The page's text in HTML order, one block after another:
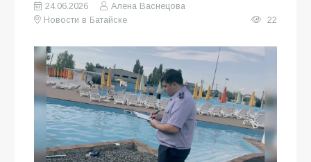
24.06.2026
Алена Васнецова
Новости в Батайске
22